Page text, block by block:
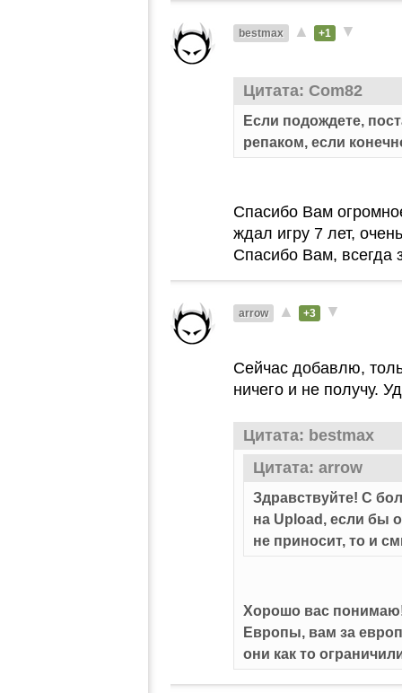
bestmax ▲ +1 ▼
Цитата: Com82
Если подождете,
репаком, если
Спасибо Вам
ждал игру 7 лет,
Спасибо Вам, всегда
arrow ▲ +3 ▼
Сейчас добавлю,
ничего и не получу.
Цитата: bestmax
Цитата: arrow
Здравствуйте! С
на Upload, если бы
не приносит, то и
Хорошо вас понимаю!
Европы, вам за
они как то